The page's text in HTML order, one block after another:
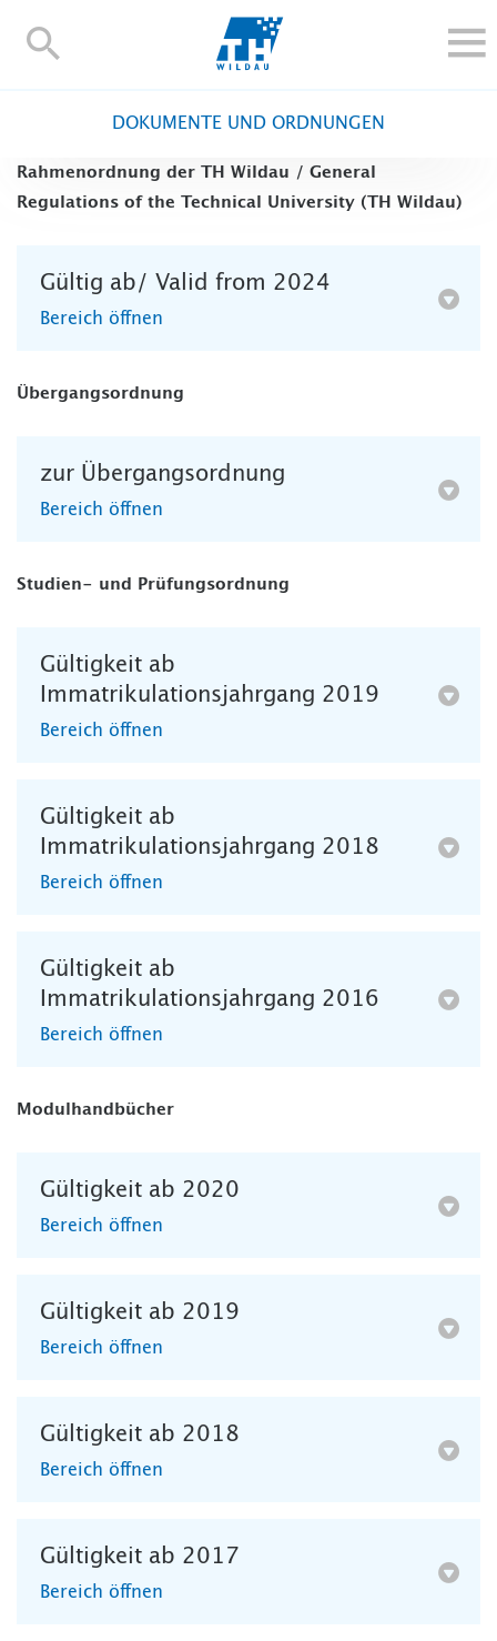
TH-
FORSCHUNG UND TRANSFER
INTERNATIONAL
BESCHÄFTIGTE
TH Online-Portal
DOKUMENTE UND ORDNUNGEN
Rahmenordnung der TH Wildau / General
Regulations of the Technical University (TH Wildau)
Gültig ab/ Valid from 2024
Bereich öffnen
Übergangsordnung
zur Übergangsordnung
Bereich öffnen
Studien- und Prüfungsordnung
Gültigkeit ab
Immatrikulationsjahrgang 2019
Bereich öffnen
Gültigkeit ab
Immatrikulationsjahrgang 2018
Bereich öffnen
Gültigkeit ab
Immatrikulationsjahrgang 2016
Bereich öffnen
Modulhandbücher
Gültigkeit ab 2020
Bereich öffnen
Gültigkeit ab 2019
Bereich öffnen
Gültigkeit ab 2018
Bereich öffnen
Gültigkeit ab 2017
Bereich öffnen